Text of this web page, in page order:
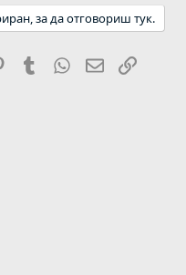
за да отговориш тук.
PinterestTumblr WhatsApp
EmailLink